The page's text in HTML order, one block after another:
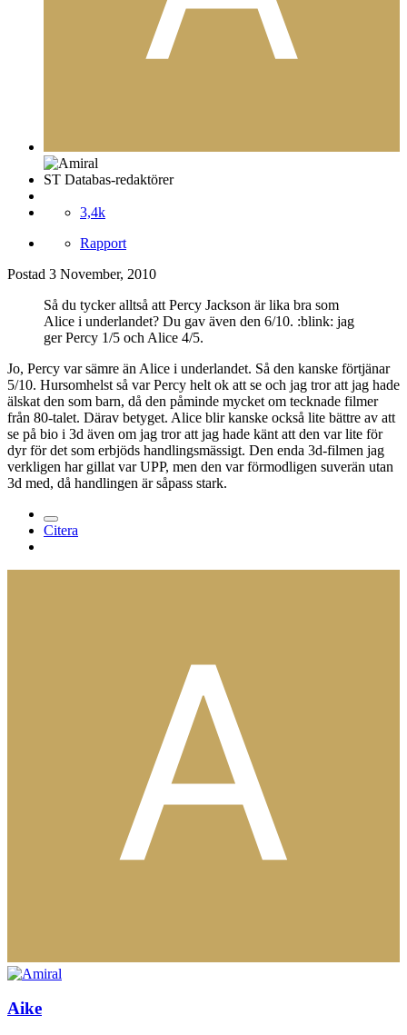
ST Databas-redaktörer
3,4k
Rapport
Postad 3 November, 2010
Så du tycker alltså att Percy Jackson är lika bra som
Alice i underlandet? Du gav även den 6/10. :blink: jag
ger Percy 1/5 och Alice 4/5.
Jo, Percy var sämre än Alice i underlandet. Så den kanske förtjänar
5/10. Hursomhelst så var Percy helt ok att se och jag tror att jag hade
älskat den som barn, då den påminde mycket om tecknade filmer
från 80-talet. Därav betyget. Alice blir kanske också lite bättre av att
se på bio i 3d även om jag tror att jag hade känt att den var lite för
dyr för det som erbjöds handlingsmässigt. Den enda 3d-filmen jag
verkligen har gillat var UPP, men den var förmodligen suverän utan
3d med, då handlingen är såpass stark.
Citera
Aike